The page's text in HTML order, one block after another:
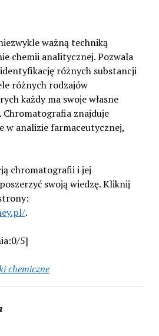
ważną techniką
chemii analitycznej. Pozwala
różnych substancji
różnych rodzajów
każdy ma swoje własne
Chromatografia znajduje
w analizie farmaceutycznej,
chromatografii i jej
swoją wiedzę. Kliknij
.
5]
chemiczne